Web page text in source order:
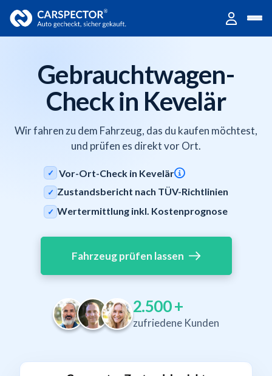
Gebrauchtwagen-
Check in Kevelär
Wir fahren zu dem Fahrzeug, das du kaufen möchtest,
und prüfen es direkt vor Ort.
✓ Vor-Ort-Check in Kevelär
✓ Zustandsbericht nach TÜV-Richtlinien
✓ Wertermittlung inkl. Kostenprognose
Fahrzeug prüfen lassen
2.500+
zufriedene Kunden